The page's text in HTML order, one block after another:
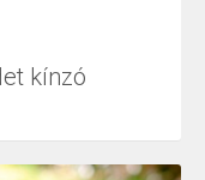
kínzó